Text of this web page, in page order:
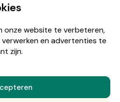
onze website te verbeteren,
en advertenties te
zijn.
nieuwsbrief